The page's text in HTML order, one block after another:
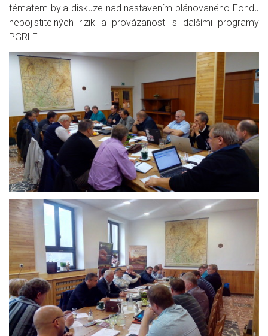
tématem byla diskuze nad nastavením plánovaného Fondu
nepojistitelných rizik a provázanosti s dalšími programy
PGRLF.